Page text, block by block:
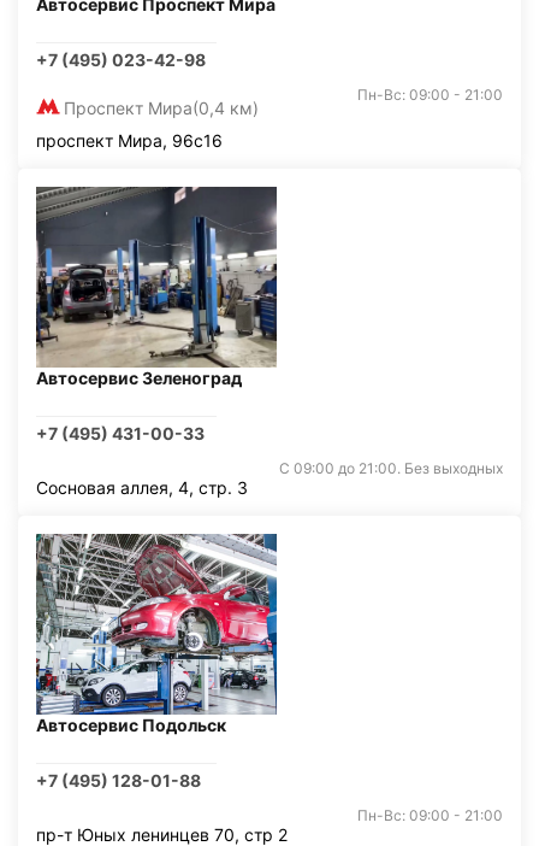
Автосервис Проспект Мира
+7 (495) 023-42-98
Проспект Мира(0,4 км)
Пн-Вс: 09:00 - 21:00
проспект Мира, 96с16
Автосервис Зеленоград
+7 (495) 431-00-33
С 09:00 до 21:00. Без выходных
Сосновая аллея, 4, стр. 3
Автосервис Подольск
+7 (495) 128-01-88
Пн-Вс: 09:00 - 21:00
пр-т Юных ленинцев 70, стр 2